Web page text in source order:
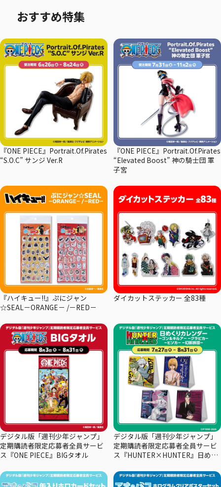
おすすめ特集
『ONE PIECE』Portrait.Of.Pirates
“S.O.C” サンジ Ver.R
『ONE PIECE』Portrait.Of.Pirates
“Elevated Boost” 神の騎士団 軍
子宮
『ハイキュー!!』ぷにジャン
☆SEAL－ORANGE－ /－RED－
ダイカットステッカー 全83種
デジタル版「週刊少年ジャンプ」
定期購読者限定応募者全員サービ
ス『ONE PIECE』BIGタオル
デジタル版「週刊少年ジャンプ」
定期購読者限定応募者全員サービ
ス『HUNTER×HUNTER』日めく